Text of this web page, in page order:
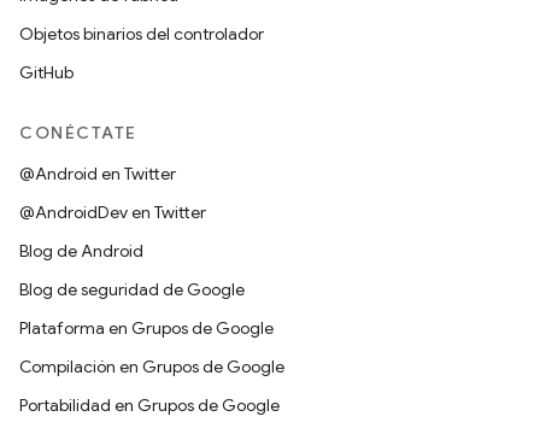
Objetos binarios del controlador
GitHub
CONÉCTATE
@Android en Twitter
@AndroidDev en Twitter
Blog de Android
Blog de seguridad de Google
Plataforma en Grupos de Google
Compilación en Grupos de Google
Portabilidad en Grupos de Google